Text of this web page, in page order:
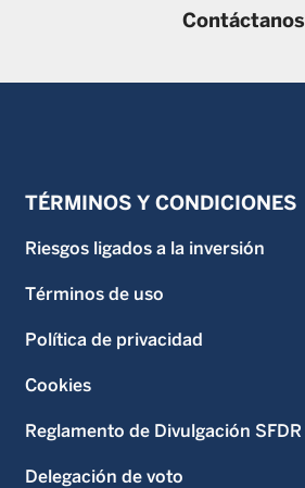
Contáctanos
TÉRMINOS Y CONDICIONES
Riesgos ligados a la inversión
Términos de uso
Política de privacidad
Cookies
Reglamento de Divulgación SFDR
Delegación de voto